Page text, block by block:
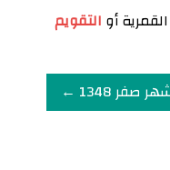
أو التقويم
صفر 1348 ←